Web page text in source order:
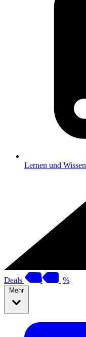
Lernen und Wissen
Deals %
Mehr